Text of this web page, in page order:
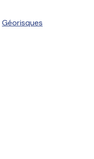
Géorisques